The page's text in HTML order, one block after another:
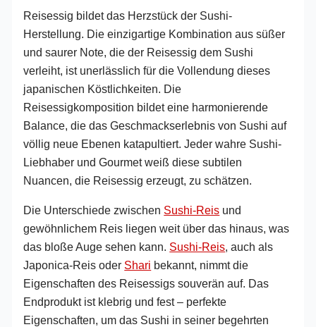
Reisessig bildet das Herzstück der Sushi-
Herstellung. Die einzigartige Kombination aus süßer
und saurer Note, die der Reisessig dem Sushi
verleiht, ist unerlässlich für die Vollendung dieses
japanischen Köstlichkeiten. Die
Reisessigkomposition bildet eine harmonierende
Balance, die das Geschmackserlebnis von Sushi auf
völlig neue Ebenen katapultiert. Jeder wahre Sushi-
Liebhaber und Gourmet weiß diese subtilen
Nuancen, die Reisessig erzeugt, zu schätzen.
Die Unterschiede zwischen Sushi-Reis und
gewöhnlichem Reis liegen weit über das hinaus, was
das bloße Auge sehen kann. Sushi-Reis, auch als
Japonica-Reis oder Shari bekannt, nimmt die
Eigenschaften des Reisessigs souverän auf. Das
Endprodukt ist klebrig und fest – perfekte
Eigenschaften, um das Sushi in seiner begehrten